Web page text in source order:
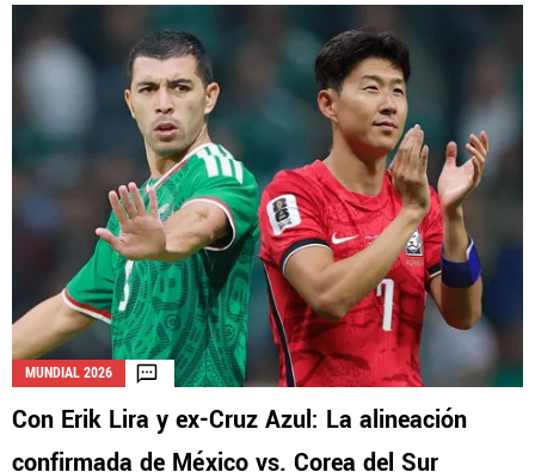
MUNDIAL 2026
Con Erik Lira y ex-Cruz Azul: La alineación
confirmada de México vs. Corea del Sur